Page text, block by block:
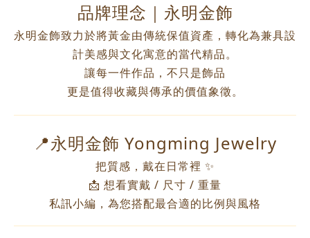
品牌理念｜永明金飾
永明金飾致力於將黃金由傳統保值資產，轉化為兼具設
計美感與文化寓意的當代精品。
讓每一件作品，不只是飾品
更是值得收藏與傳承的價值象徵。
📍永明金飾 Yongming Jewelry
把質感，戴在日常裡 ✨
📩 想看實戴 / 尺寸 / 重量
私訊小編，為您搭配最合適的比例與風格